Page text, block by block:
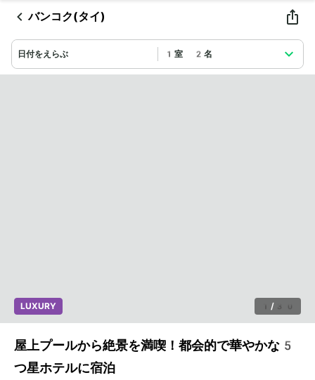
バンコク(タイ)
日付をえらぶ 1室 2名
1 / 30
LUXURY
屋上プールから絶景を満喫！都会的で華やかな5
つ星ホテルに宿泊